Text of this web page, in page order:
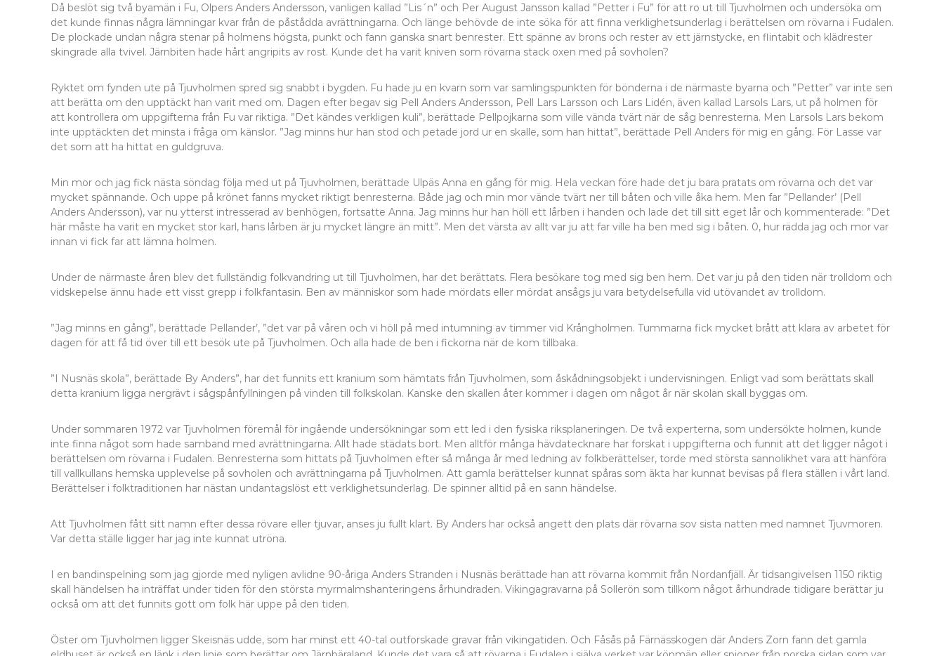
Då beslöt sig två byamän i Fu, Olpers Anders Andersson, vanligen kallad ”Lis´n” och Per August Jansson kallad ”Petter i Fu” för att ro ut till Tjuvholmen och undersöka om
det kunde finnas några lämningar kvar från de påstådda avrättningarna. Och länge behövde de inte söka för att finna verklighetsunderlag i berättelsen om rövarna i Fudalen.
De plockade undan några stenar på holmens högsta, punkt och fann ganska snart benrester. Ett spänne av brons och rester av ett järnstycke, en flintabit och klädrester
skingrade alla tvivel. Järnbiten hade hårt angripits av rost. Kunde det ha varit kniven som rövarna stack oxen med på sovholen?
Ryktet om fynden ute på Tjuvholmen spred sig snabbt i bygden. Fu hade ju en kvarn som var samlingspunkten för bönderna i de närmaste byarna och ”Petter” var inte sen
att berätta om den upptäckt han varit med om. Dagen efter begav sig Pell Anders Andersson, Pell Lars Larsson och Lars Lidén, även kallad Larsols Lars, ut på holmen för
att kontrollera om uppgifterna från Fu var riktiga. ”Det kändes verkligen kuli”, berättade Pellpojkarna som ville vända tvärt när de såg benresterna. Men Larsols Lars bekom
inte upptäckten det minsta i fråga om känslor. ”Jag minns hur han stod och petade jord ur en skalle, som han hittat”, berättade Pell Anders för mig en gång. För Lasse var
det som att ha hittat en guldgruva.
Min mor och jag fick nästa söndag följa med ut på Tjuvholmen, berättade Ulpäs Anna en gång för mig. Hela veckan före hade det ju bara pratats om rövarna och det var
mycket spännande. Och uppe på krönet fanns mycket riktigt benresterna. Både jag och min mor vände tvärt ner till båten och ville åka hem. Men far ”Pellander’ (Pell
Anders Andersson), var nu ytterst intresserad av benhögen, fortsatte Anna. Jag minns hur han höll ett lårben i handen och lade det till sitt eget lår och kommenterade: ”Det
här måste ha varit en mycket stor karl, hans lårben är ju mycket längre än mitt”. Men det värsta av allt var ju att far ville ha ben med sig i båten. 0, hur rädda jag och mor var
innan vi fick far att lämna holmen.
Under de närmaste åren blev det fullständig folkvandring ut till Tjuvholmen, har det berättats. Flera besökare tog med sig ben hem. Det var ju på den tiden när trolldom och
vidskepelse ännu hade ett visst grepp i folkfantasin. Ben av människor som hade mördats eller mördat ansågs ju vara betydelsefulla vid utövandet av trolldom.
”Jag minns en gång”, berättade Pellander’, ”det var på våren och vi höll på med intumning av timmer vid Krångholmen. Tummarna fick mycket brått att klara av arbetet för
dagen för att få tid över till ett besök ute på Tjuvholmen. Och alla hade de ben i fickorna när de kom tillbaka.
”I Nusnäs skola”, berättade By Anders”, har det funnits ett kranium som hämtats från Tjuvholmen, som åskådningsobjekt i undervisningen. Enligt vad som berättats skall
detta kranium ligga nergrävt i sågspånfyllningen på vinden till folkskolan. Kanske den skallen åter kommer i dagen om något år när skolan skall byggas om.
Under sommaren 1972 var Tjuvholmen föremål för ingående undersökningar som ett led i den fysiska riksplaneringen. De två experterna, som undersökte holmen, kunde
inte finna något som hade samband med avrättningarna. Allt hade städats bort. Men alltför många hävdatecknare har forskat i uppgifterna och funnit att det ligger något i
berättelsen om rövarna i Fudalen. Benresterna som hittats på Tjuvholmen efter så många år med ledning av folkberättelser, torde med största sannolikhet vara att hänföra
till vallkullans hemska upplevelse på sovholen och avrättningarna på Tjuvholmen. Att gamla berättelser kunnat spåras som äkta har kunnat bevisas på flera ställen i vårt land.
Berättelser i folktraditionen har nästan undantagslöst ett verklighetsunderlag. De spinner alltid på en sann händelse.
Att Tjuvholmen fått sitt namn efter dessa rövare eller tjuvar, anses ju fullt klart. By Anders har också angett den plats där rövarna sov sista natten med namnet Tjuvmoren.
Var detta ställe ligger har jag inte kunnat utröna.
I en bandinspelning som jag gjorde med nyligen avlidne 90-åriga Anders Stranden i Nusnäs berättade han att rövarna kommit från Nordanfjäll. Är tidsangivelsen 1150 riktig
skall händelsen ha inträffat under tiden för den största myrmalmshanteringens århundraden. Vikingagravarna på Sollerön som tillkom något århundrade tidigare berättar ju
också om att det funnits gott om folk här uppe på den tiden.
Öster om Tjuvholmen ligger Skeisnäs udde, som har minst ett 40-tal outforskade gravar från vikingatiden. Och Fåsås på Färnässkogen där Anders Zorn fann det gamla